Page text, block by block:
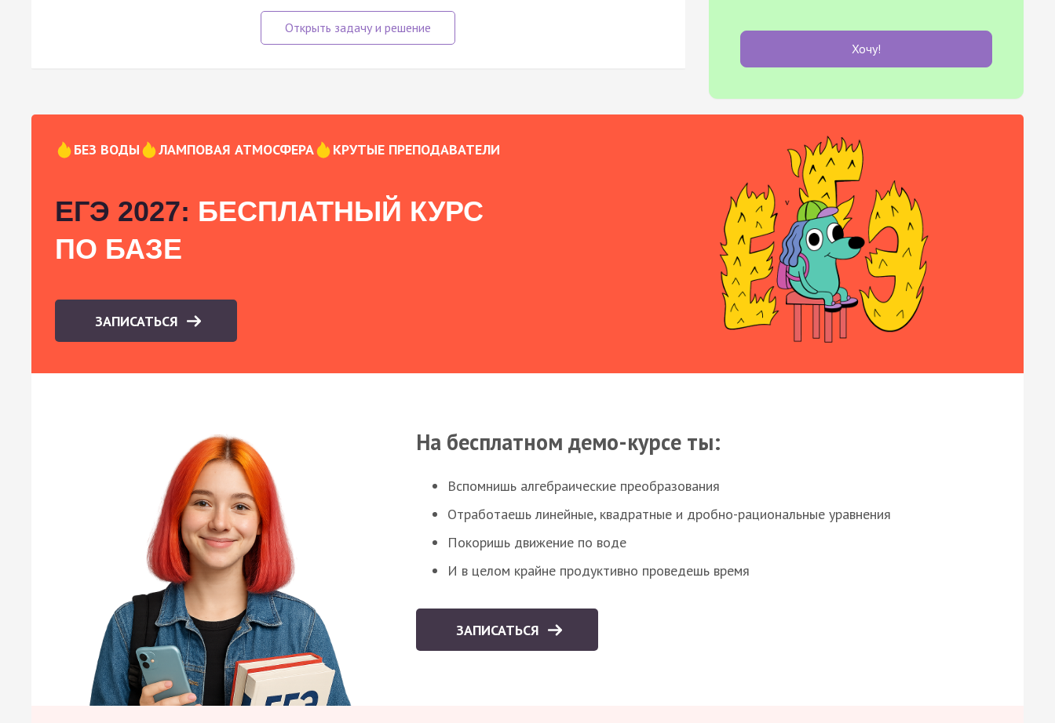
Хочу!
БЕЗ ВОДЫ ЛАМПОВАЯ АТМОСФЕРА КРУТЫЕ ПРЕПОДАВАТЕЛИ
ЕГЭ 2027: БЕСПЛАТНЫЙ КУРС
ПО БАЗЕ
ЗАПИСАТЬСЯ
На бесплатном демо-курсе ты:
Вспомнишь алгебраические преобразования
Отработаешь линейные, квадратные и дробно-рациональные уравнения
Покоришь движение по воде
И в целом крайне продуктивно проведешь время
ЗАПИСАТЬСЯ